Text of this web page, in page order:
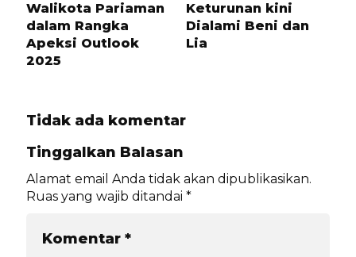
Walikota Pariaman
dalam Rangka
Apeksi Outlook
2025
Keturunan kini
Dialami Beni dan
Lia
Tidak ada komentar
Tinggalkan Balasan
Alamat email Anda tidak akan dipublikasikan.
Ruas yang wajib ditandai *
Komentar *